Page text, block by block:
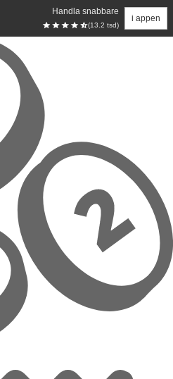
Handla snabbare
(13.2 tsd)
i appen